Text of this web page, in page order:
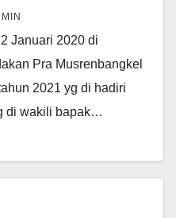
Januari 2020 di
Pra Musrenbangkel
2021 yg di hadiri
di wakili bapak…